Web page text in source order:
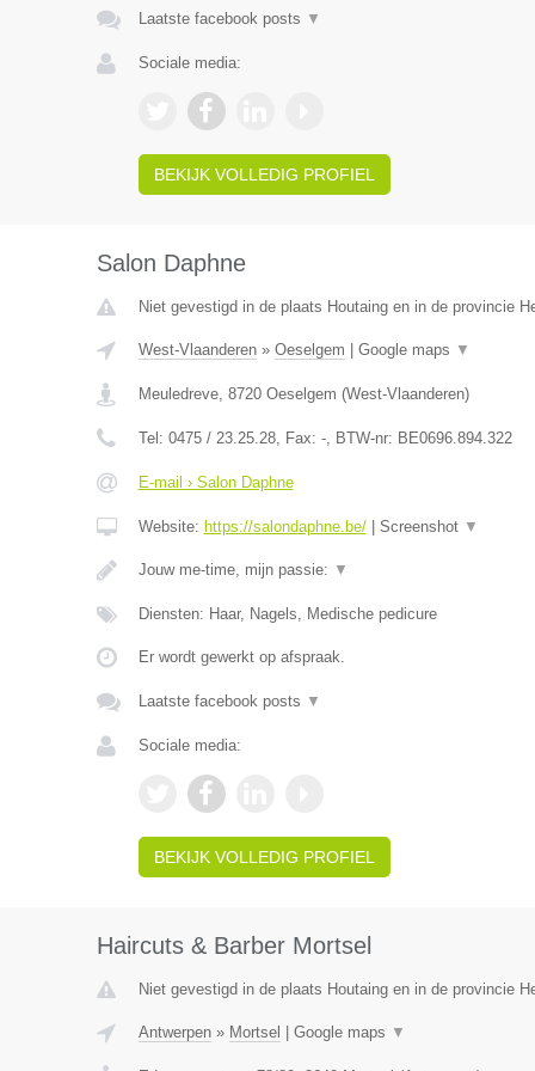
Laatste facebook posts ▼
Sociale media:
BEKIJK VOLLEDIG PROFIEL
Salon Daphne
Niet gevestigd in de plaats Houtaing en in de provincie
West-Vlaanderen» Oeselgem Google maps ▼
Meuledreve, 8720 Oeselgem (West-Vlaanderen)
Tel: 0475 / 23.25.28, Fax: -, BTW-nr: BE0696.894.322
E-mail › Salon Daphne
Website: https://salondaphne.be/| Screenshot ▼
Jouw me-time, mijn passie: ▼
Diensten: Haar, Nagels, Medische pedicure
Er wordt gewerkt op afspraak.
Laatste facebook posts ▼
Sociale media:
BEKIJK VOLLEDIG PROFIEL
Haircuts & Barber Mortsel
Niet gevestigd in de plaats Houtaing en in de provincie
Antwerpen» Mortsel Google maps ▼